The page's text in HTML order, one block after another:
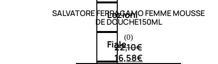
Lozioni
Fiale
SALVATORE FERRAGAMO FEMME MOUSSE
DE DOUCHE150ML
(0)
22,10€
16,58€